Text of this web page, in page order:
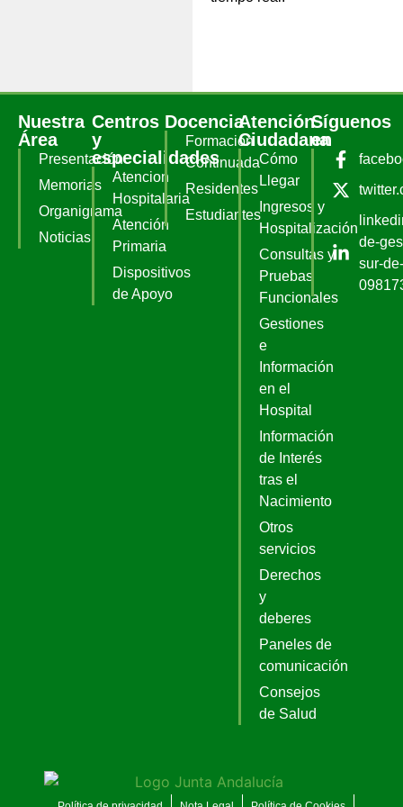
Nuestra
Área
Presentación
Memorias
Organigrama
Noticias
Centros
y
especialidades
Atencion
Hospitalaria
Atención
Primaria
Dispositivos
de Apoyo
Docencia
Formación
Continuada
Residentes
Estudiantes
Atención
Ciudadana
Cómo
Llegar
Ingresos y
Hospitalización
Consultas y
Pruebas
Funcionales
Gestiones
e
Información
en el
Hospital
Información
de Interés
tras el
Nacimiento
Otros
servicios
Derechos
y
deberes
Paneles de
comunicación
Consejos
de Salud
Síguenos
en
de-
sur-